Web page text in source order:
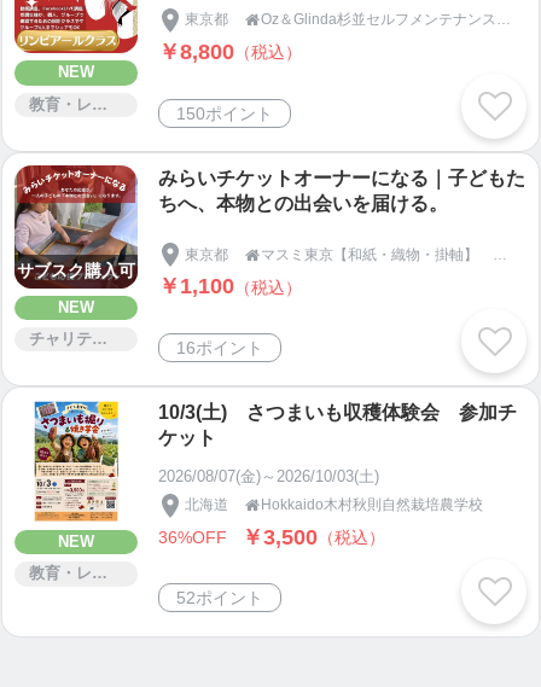
NEW
教育・レッスン・講習
ス】フラメンコエクササイズで身体も心も
リラックス 楽しい ハッピーな自分を創
東京都  Oz＆Glinda杉並セルフメンテナンスステーション
￥8,800 （税込）
150ポイント
サブスク購入可
NEW
チャリティー
みらいチケットオーナーになる｜子どもた
ちへ、本物との出会いを届ける。
東京都 
￥1,100 （税込）
16ポイント
NEW
教育・レッスン・講習
10/3(土) さつまいも収穫体験会 参加チ
ケット
2026/08/07(金)～2026/10/03(土)
北海道  Hokkaido木村秋則自然栽培農学校
36%OFF ￥3,500 （税込）
52ポイント